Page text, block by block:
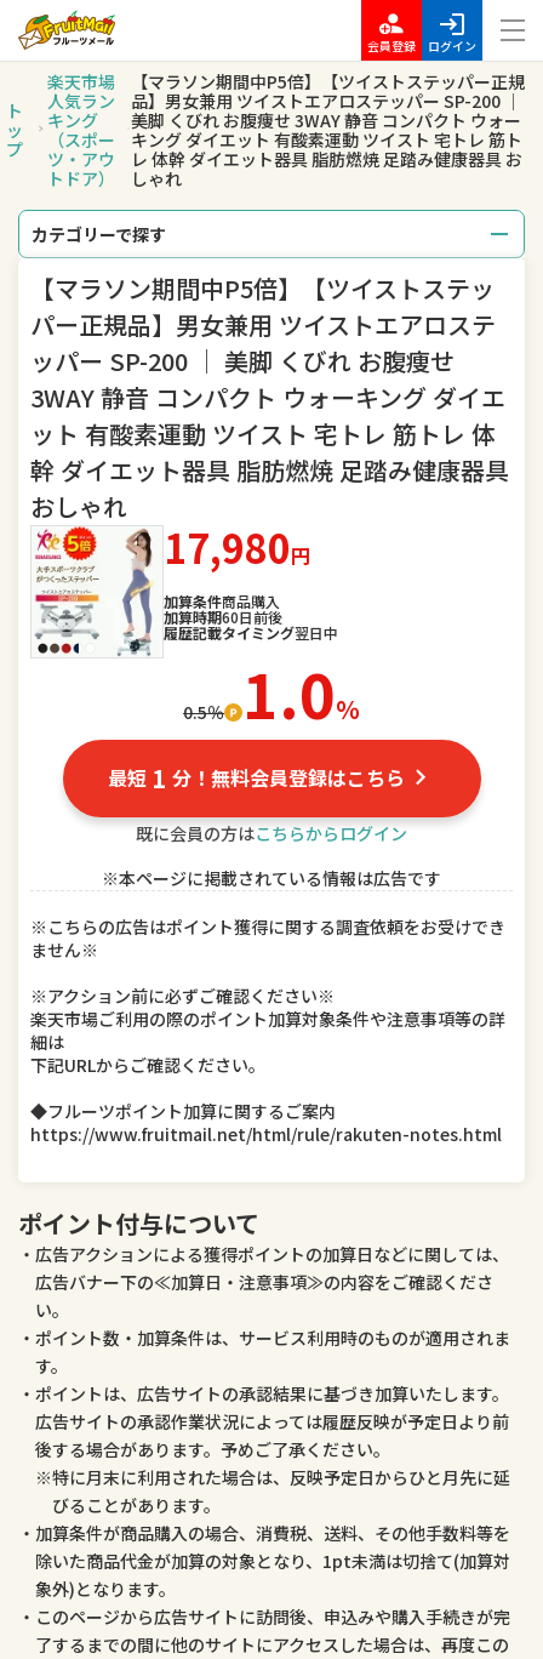
会員登録 ログイン
ト
ッ
プ
楽天市場
人気ラン
キング
（スポー
ツ・アウ
トドア）
【マラソン期間中P5倍】【ツイストステッパー正規
品】男女兼用 ツイストエアロステッパー SP-200 │
美脚 くびれ お腹痩せ 3WAY 静音 コンパクト ウォー
キング ダイエット 有酸素運動 ツイスト 宅トレ 筋ト
レ 体幹 ダイエット器具 脂肪燃焼 足踏み健康器具 お
しゃれ
カテゴリーで探す
総合 レディースファッション
メンズファッション インナー・下着・ナイトウェア
バッグ・小物・ブランド雑貨 靴
腕時計 ジュエリー・アクセサリー
キッズ・ベビー・マタニティ
スポーツ・アウトドア 家電
TV・オーディオ・カメラ
食品
ビール・洋酒 日本酒・焼酎
インテリア・寝具・収納 日用品雑貨・文房具・手芸
テレビゲーム
楽器・音響機器 車用品・バイク用品
美容・コスメ・香水
医薬品・コンタクト・介護 ペット・ペットグッズ
【マラソン期間中P5倍】【ツイストステッ
パー正規品】男女兼用 ツイストエアロステ
ッパー SP-200 │ 美脚 くびれ お腹痩せ
3WAY 静音 コンパクト ウォーキング ダイエ
ット 有酸素運動 ツイスト 宅トレ 筋トレ 体
幹 ダイエット器具 脂肪燃焼 足踏み健康器具
おしゃれ
17,980円
加算条件商品購入
加算時期60日前後
履歴記載タイミング翌日中
0.5％ 1.0％
最短 1 分！無料会員登録はこちら
既に会員の方はこちらからログイン
※本ページに掲載されている情報は広告です
※こちらの広告はポイント獲得に関する調査依頼をお受けでき
ません※
※アクション前に必ずご確認ください※
楽天市場ご利用の際のポイント加算対象条件や注意事項等の詳
細は
下記URLからご確認ください。
◆フルーツポイント加算に関するご案内
https://www.fruitmail.net/html/rule/rakuten-notes.html
ポイント付与について
広告アクションによる獲得ポイントの加算日などに関しては、
広告バナー下の≪加算日・注意事項≫の内容をご確認くださ
い。
ポイント数・加算条件は、サービス利用時のものが適用されま
す。
ポイントは、広告サイトの承認結果に基づき加算いたします。
広告サイトの承認作業状況によっては履歴反映が予定日より前
後する場合があります。予めご了承ください。
特に月末に利用された場合は、反映予定日からひと月先に延
びることがあります。
加算条件が商品購入の場合、消費税、送料、その他手数料等を
除いた商品代金が加算の対象となり、1pt未満は切捨て(加算対
象外)となります。
このページから広告サイトに訪問後、申込みや購入手続きが完
了するまでの間に他のサイトにアクセスした場合は、再度この